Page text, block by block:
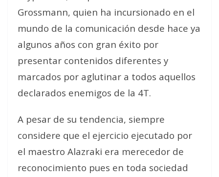
Grossmann, quien ha incursionado en el
mundo de la comunicación desde hace ya
algunos años con gran éxito por
presentar contenidos diferentes y
marcados por aglutinar a todos aquellos
declarados enemigos de la 4T.
A pesar de su tendencia, siempre
considere que el ejercicio ejecutado por
el maestro Alazraki era merecedor de
reconocimiento pues en toda sociedad